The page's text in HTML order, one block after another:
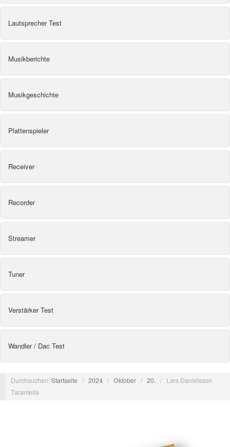
Lautsprecher Test
Musikberichte
Musikgeschichte
Plattenspieler
Receiver
Recorder
Streamer
Tuner
Verstärker Test
Wandler / Dac Test
Durchsuchen:Startseite / 2024 / Oktober / 20. / Lars Danielsson
Tarantella